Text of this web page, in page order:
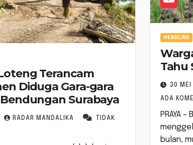
Terancam
Diduga Gara-gara
Surabaya
RADAR MANDALIKA TIDAK
HEADLINE
Tahu
30 MEI
ADA
PRAYA
bulan,